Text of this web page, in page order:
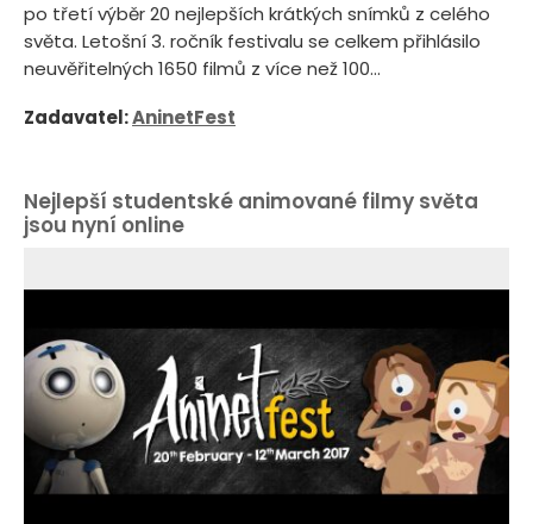
po třetí výběr 20 nejlepších krátkých snímků z celého
světa. Letošní 3. ročník festivalu se celkem přihlásilo
neuvěřitelných 1650 filmů z více než 100...
Zadavatel:AninetFest
Nejlepší studentské animované filmy světa
jsou nyní online